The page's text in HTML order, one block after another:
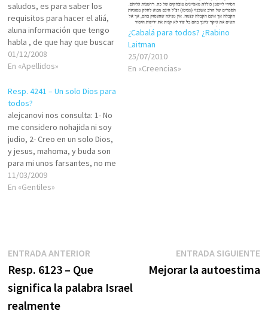
saludos, es para saber los
requisitos para hacer el aliá,
aluna información que tengo
habla , de que hay que buscar
si mis apellidos tienen
genealogia judia, pero en
donde empezar a buscar una
información veraz, y donde
encontrar esos documentos,
yo…
01/12/2008
En «Apellidos»
¿Cabalá para todos? ¿Rabino
Laitman
25/07/2010
En «Creencias»
Resp. 4241 – Un solo Dios para
todos?
alejcanovi nos consulta: 1- No
me considero nohajida ni soy
judio, 2- Creo en un solo Dios,
y jesus, mahoma, y buda son
para mi unos farsantes, no me
arrodillo ante piedras ni le
hablo a mi coche ni a las
11/03/2009
En «Gentiles»
Navegación
de
entradas
ENTRADA ANTERIOREntrada
anterior:
Resp. 6123 – Que
significa la palabra Israel
realmente
ENTRADA SIGUIENTE
Mejorar la autoestima